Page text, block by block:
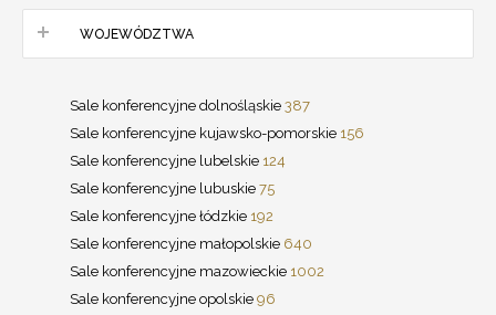
WOJEWÓDZTWA
Sale konferencyjne dolnośląskie 387
Sale konferencyjne kujawsko-pomorskie 156
Sale konferencyjne lubelskie 124
Sale konferencyjne lubuskie 75
Sale konferencyjne łódzkie 192
Sale konferencyjne małopolskie 640
Sale konferencyjne mazowieckie 1002
Sale konferencyjne opolskie 96